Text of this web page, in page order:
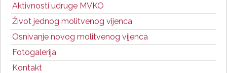
Aktivnosti udruge MVKO
Život jednog molitvenog vijenca
Osnivanje novog molitvenog vijenca
Fotogalerija
Kontakt